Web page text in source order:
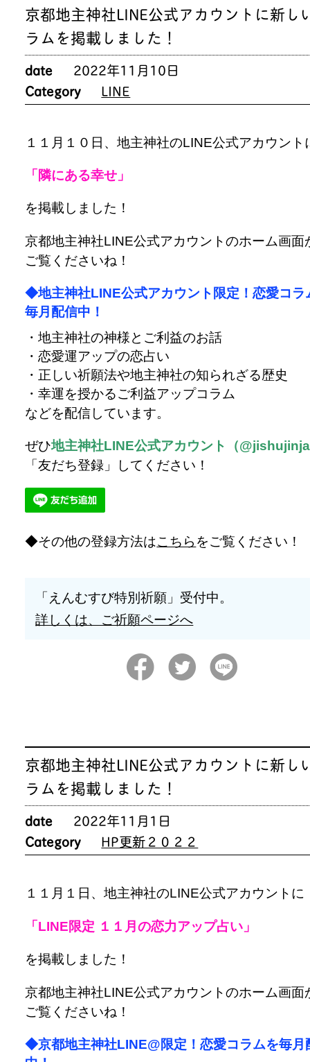
京都地主神社LINE公式アカウントに新し
ラムを掲載しました！
date
2022年11月10日
Category
LINE
１１月１０日、地主神社のLINE公式アカウント
「隣にある幸せ」
を掲載しました！
京都地主神社LINE公式アカウントのホーム画面
ご覧くださいね！
◆地主神社LINE公式アカウント限定！恋愛コラ
毎月配信中！
・地主神社の神様とご利益のお話
・恋愛運アップの恋占い
・正しい祈願法や地主神社の知られざる歴史
・幸運を授かるご利益アップコラム
などを配信しています。
ぜひ地主神社LINE公式アカウント（
「友だち登録」してください！
その他の登録方法はこちら をご覧ください！
「えんむすび特別祈願」受付中。
詳しくは、ご祈願ページへ
京都地主神社LINE公式アカウントに新し
ラムを掲載しました！
date
2022年11月1日
Category
HP更新２０２２
１１月１日、地主神社のLINE公式アカウントに
「LINE限定 １１月の恋力アップ占い」
を掲載しました！
京都地主神社LINE公式アカウントのホーム画面
ご覧くださいね！
◆京都地主神社LINE@限定！恋愛コラムを毎月